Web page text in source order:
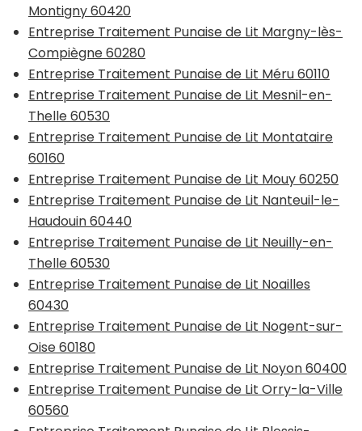
Montigny 60420
Entreprise Traitement Punaise de Lit Margny-lès-
Compiègne 60280
Entreprise Traitement Punaise de Lit Méru 60110
Entreprise Traitement Punaise de Lit Mesnil-en-
Thelle 60530
Entreprise Traitement Punaise de Lit Montataire
60160
Entreprise Traitement Punaise de Lit Mouy 60250
Entreprise Traitement Punaise de Lit Nanteuil-le-
Haudouin 60440
Entreprise Traitement Punaise de Lit Neuilly-en-
Thelle 60530
Entreprise Traitement Punaise de Lit Noailles
60430
Entreprise Traitement Punaise de Lit Nogent-sur-
Oise 60180
Entreprise Traitement Punaise de Lit Noyon 60400
Entreprise Traitement Punaise de Lit Orry-la-Ville
60560